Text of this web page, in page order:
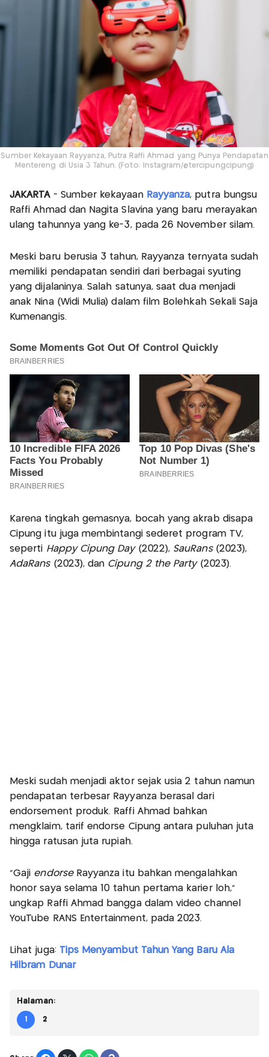
Sumber Kekayaan Rayyanza, Putra Raffi Ahmad yang Punya Pendapatan
Mentereng di Usia 3 Tahun. (Foto: Instagram/@tercipungcipung)
JAKARTA - Sumber kekayaan Rayyanza, putra bungsu
Raffi Ahmad dan Nagita Slavina yang baru merayakan
ulang tahunnya yang ke-3, pada 26 November silam.
Meski baru berusia 3 tahun, Rayyanza ternyata sudah
memiliki pendapatan sendiri dari berbagai syuting
yang dijalaninya. Salah satunya, saat dua menjadi
anak Nina (Widi Mulia) dalam film Bolehkah Sekali Saja
Kumenangis.
Karena tingkah gemasnya, bocah yang akrab disapa
Cipung itu juga membintangi sederet program TV,
seperti Happy Cipung Day(2022), SauRans(2023),
AdaRans(2023), dan Cipung 2 the Party(2023).
Meski sudah menjadi aktor sejak usia 2 tahun namun
pendapatan terbesar Rayyanza berasal dari
endorsement produk. Raffi Ahmad bahkan
mengklaim, tarif endorse Cipung antara puluhan juta
hingga ratusan juta rupiah.
“Gaji endorseRayyanza itu bahkan mengalahkan
honor saya selama 10 tahun pertama karier loh,”
ungkap Raffi Ahmad bangga dalam video channel
YouTube RANS Entertainment, pada 2023.
Lihat juga: Tips Menyambut Tahun Yang Baru Ala
Hilbram Dunar
Halaman:
1 2